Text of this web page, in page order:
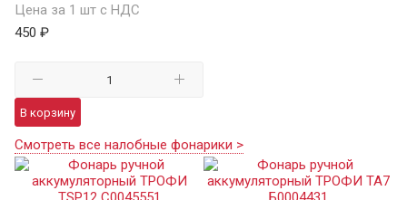
Цена за 1 шт с НДС
450 ₽
В корзину
Смотреть все налобные фонарики >